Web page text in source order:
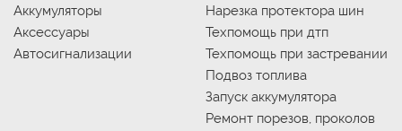
Аккумуляторы
Аксессуары
Автосигнализации
Нарезка протектора шин
Техпомощь при дтп
Техпомощь при застревании
Подвоз топлива
Запуск аккумулятора
Ремонт порезов, проколов